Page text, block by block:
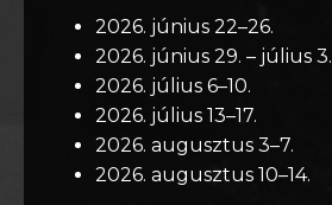
2026. június 22–26.
2026. június 29. – július 3.
2026. július 6–10.
2026. július 13–17.
2026. augusztus 3–7.
2026. augusztus 10–14.